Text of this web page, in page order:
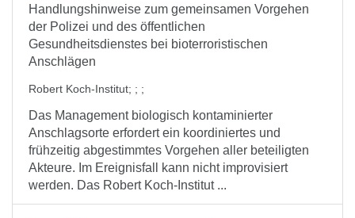
Handlungshinweise zum gemeinsamen Vorgehen
der Polizei und des öffentlichen
Gesundheitsdienstes bei bioterroristischen
Anschlägen
Robert Koch-Institut; ; ;
Das Management biologisch kontaminierter
Anschlagsorte erfordert ein koordiniertes und
frühzeitig abgestimmtes Vorgehen aller beteiligten
Akteure. Im Ereignisfall kann nicht improvisiert
werden. Das Robert Koch-Institut ...